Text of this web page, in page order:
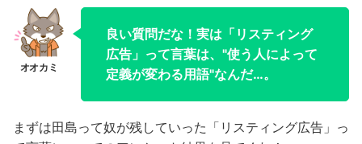
良い質問だな！実は「リスティング
広告」って言葉は、"使う人によって
定義が変わる用語"なんだ…。
まずは田島って奴が残していった「リスティング広告」っ